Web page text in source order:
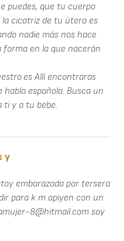
puedes, que tu cuerpo
la cicatriz de tu útero es
nadie más nos hace
forma en la que nacerán
Allí encontraras
habla española. Busca un
ti y a tu bebe.
y
embarazada por tersera
para k m apiyen con un
8@hitmail.com soy